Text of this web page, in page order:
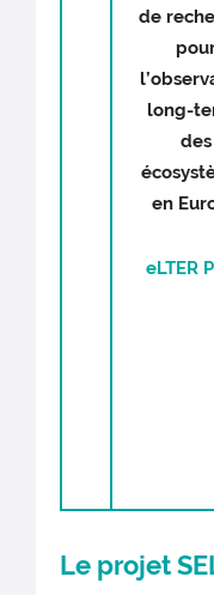
de
long-
des
en
eLTER
Le projet